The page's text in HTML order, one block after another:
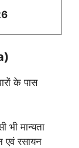
के पास
भी मान्यता
एवं रसायन